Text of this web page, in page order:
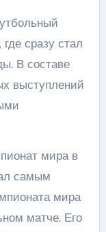
сразу стал
В составе
выступлений
мира в
самым
мира
матче. Его